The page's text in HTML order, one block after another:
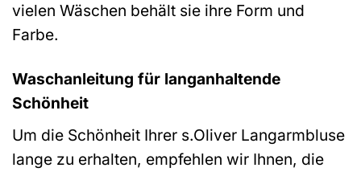
vielen Wäschen behält sie ihre Form und
Farbe.
Waschanleitung für langanhaltende
Schönheit
Um die Schönheit Ihrer s.Oliver Langarmbluse
lange zu erhalten, empfehlen wir Ihnen, die